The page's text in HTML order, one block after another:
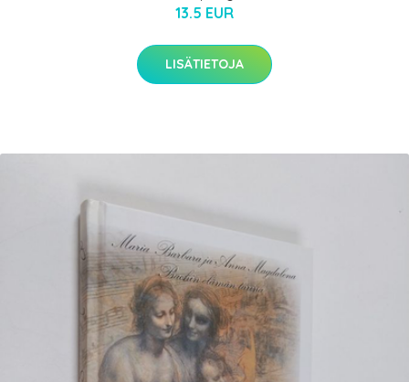
13.5 EUR
LISÄTIETOJA